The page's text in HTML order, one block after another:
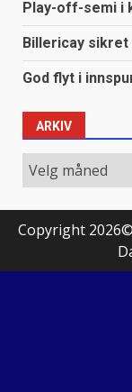
Play-off-semi i
Billericay
God flyt i
ARKIV
Arkiv
Copyright